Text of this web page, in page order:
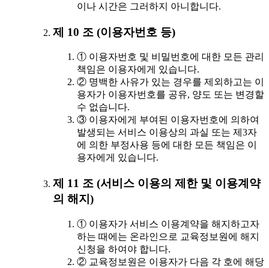
이나 시간은 그러하지 아니합니다.
제 10 조 (이용자번호 등)
① 이용자번호 및 비밀번호에 대한 모든 관리
책임은 이용자에게 있습니다.
② 명백한 사유가 있는 경우를 제외하고는 이
용자가 이용자번호를 공유, 양도 또는 변경할
수 없습니다.
③ 이용자에게 부여된 이용자번호에 의하여
발생되는 서비스 이용상의 과실 또는 제3자
에 의한 부정사용 등에 대한 모든 책임은 이
용자에게 있습니다.
제 11 조 (서비스 이용의 제한 및 이용계약
의 해지)
① 이용자가 서비스 이용계약을 해지하고자
하는 때에는 온라인으로 교육정보원에 해지
신청을 하여야 합니다.
② 교육정보원은 이용자가 다음 각 호에 해당